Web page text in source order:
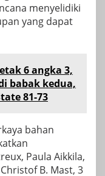
menyelidiki
yang dapat
6 angka 3,
babak kedua,
81-73
bahan
Paula Aikkila,
B. Mast, 3